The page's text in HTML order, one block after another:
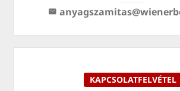
KAPCSOLATFELVÉTEL